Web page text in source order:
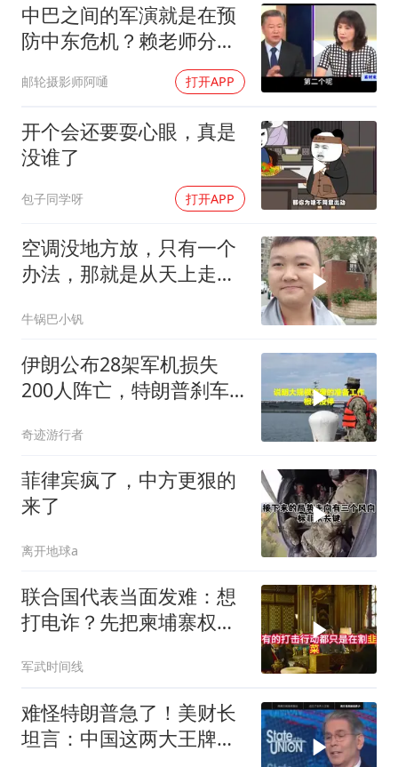
中巴之间的军演就是在预
防中东危机？赖老师分析
邮轮摄影师阿嗵 打开APP
开个会还要耍心眼，真是
没谁了
包子同学呀 打开APP
空调没地方放，只有一个
办法，那就是从天上走，
牛锅巴小钒
伊朗公布28架军机损失
200人阵亡，特朗普刹车
奇迹游行者
菲律宾疯了，中方更狠的
来了
离开地球a
联合国代表当面发难：想
打电诈？先把柬埔寨权贵
军武时间线
难怪特朗普急了！美财长
坦言：中国这两大王牌，